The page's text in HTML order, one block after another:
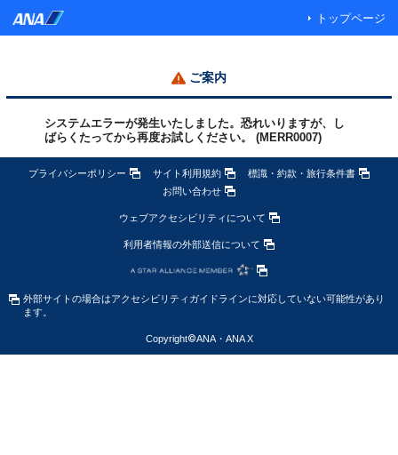
トップページ
ご案内
システムエラーが発生いたしました。恐れいりますが、し
ばらくたってから再度お試しください。 (MERR0007)
プライバシーポリシー サイト利用規約
標識・約款・旅行条件書
お問い合わせ
ウェブアクセシビリティについて
利用者情報の外部送信について
外部サイトの場合はアクセシビリティガイドラインに対応していない可能性があり
ます。
Copyright©ANA・ANA X